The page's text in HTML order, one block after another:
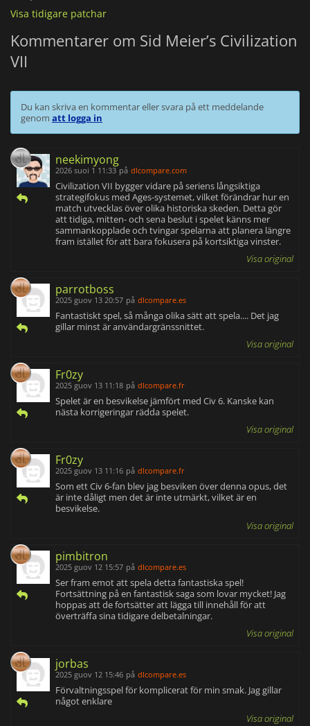
Visa tidigare patchar
Kommentarer om Sid Meier’s Civilization
VII
Du kan skriva en kommentar eller svara på ett meddelande
genom att logga in
neekimyong
2026 suoi 1 11:33 på dlcompare.com
Civilization VII bygger vidare på seriens långsiktiga
strategifokus med Ages-systemet, vilket förändrar hur en
match utvecklas över olika historiska skeden. Detta gör
att tidiga, mitten- och sena beslut i spelet känns mer
sammankopplade och tvingar spelarna att planera längre
fram istället för att bara fokusera på kortsiktiga vinster.
Visa original
parrotboss
2025 guov 13 20:57 på dlcompare.es
Fantastiskt spel, så många olika sätt att spela.... Det jag
gillar minst är användargränssnittet.
Visa original
Fr0zy
2025 guov 13 11:18 på dlcompare.fr
Spelet är en besvikelse jämfört med Civ 6. Kanske kan
nästa korrigeringar rädda spelet.
Visa original
Fr0zy
2025 guov 13 11:16 på dlcompare.fr
Som ett Civ 6-fan blev jag besviken över denna opus, det
är inte dåligt men det är inte utmärkt, vilket är en
besvikelse.
Visa original
pimbitron
2025 guov 12 15:57 på dlcompare.es
Ser fram emot att spela detta fantastiska spel!
Fortsättning på en fantastisk saga som lovar mycket! Jag
hoppas att de fortsätter att lägga till innehåll för att
överträffa sina tidigare delbetalningar.
Visa original
jorbas
2025 guov 12 15:46 på dlcompare.es
Förvaltningsspel för komplicerat för min smak. Jag gillar
något enklare
Visa original